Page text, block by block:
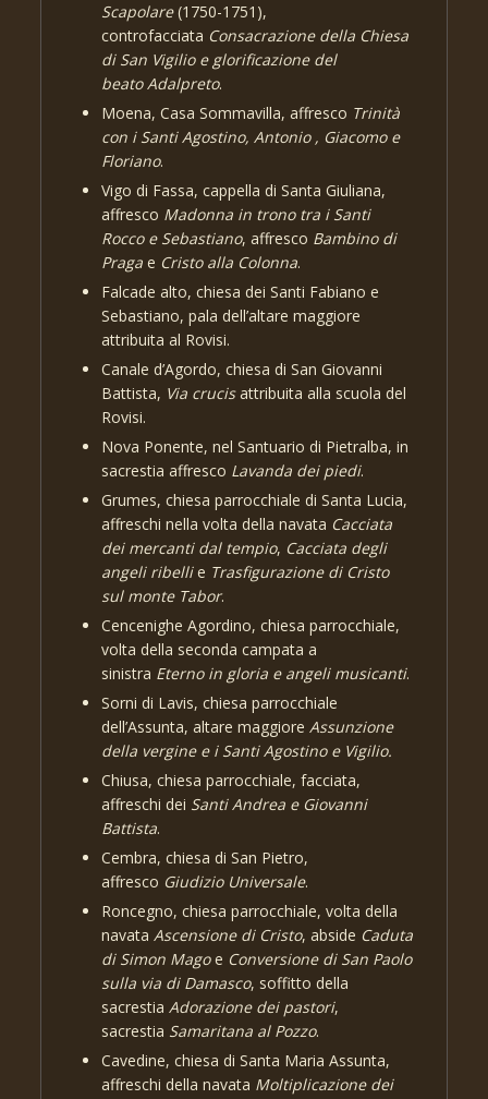
Scapolare(1750-1751),
controfacciata Consacrazione della Chiesa
di San Vigilio e glorificazione del
beato Adalpreto.
Moena, Casa Sommavilla, affresco Trinità
con i Santi Agostino, Antonio , Giacomo e
Floriano.
Vigo di Fassa, cappella di Santa Giuliana,
affresco Madonna in trono tra i Santi
Rocco e Sebastiano, affresco Bambino di
Praga e Cristo alla Colonna.
Falcade alto, chiesa dei Santi Fabiano e
Sebastiano, pala dell’altare maggiore
attribuita al Rovisi.
Canale d’Agordo, chiesa di San Giovanni
Battista, Via crucisattribuita alla scuola del
Rovisi.
Nova Ponente, nel Santuario di Pietralba, in
sacrestia affresco Lavanda dei piedi.
Grumes, chiesa parrocchiale di Santa Lucia,
affreschi nella volta della navata Cacciata
dei mercanti dal tempio, Cacciata degli
angeli ribellie Trasfigurazione di Cristo
sul monte Tabor.
Cencenighe Agordino, chiesa parrocchiale,
volta della seconda campata a
sinistra Eterno in gloria e angeli musicanti.
Sorni di Lavis, chiesa parrocchiale
dell’Assunta, altare maggioreAssunzione
della vergine e i Santi Agostino e Vigilio.
Chiusa, chiesa parrocchiale, facciata,
affreschi dei Santi Andrea e Giovanni
Battista.
Cembra, chiesa di San Pietro,
affresco Giudizio Universale.
Roncegno, chiesa parrocchiale, volta della
navataAscensione di Cristo, abside Caduta
di Simon Magoe Conversione di San Paolo
sulla via di Damasco, soffitto della
sacrestiaAdorazione dei pastori,
sacrestia Samaritana al Pozzo.
Cavedine, chiesa di Santa Maria Assunta,
affreschi della navata Moltiplicazione dei